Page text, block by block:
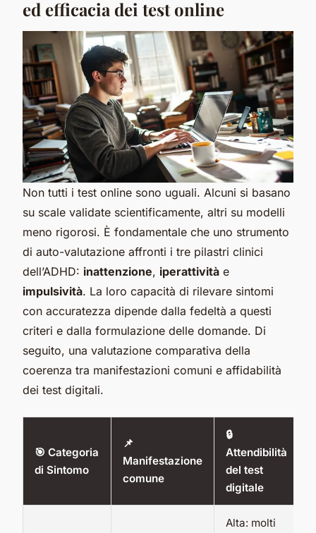
ed efficacia dei test online
Non tutti i test online sono uguali. Alcuni si basano
su scale validate scientificamente, altri su modelli
meno rigorosi. È fondamentale che uno strumento
di auto-valutazione affronti i tre pilastri clinici
dell’ADHD: inattenzione, iperattività e
impulsività. La loro capacità di rilevare sintomi
con accuratezza dipende dalla fedeltà a questi
criteri e dalla formulazione delle domande. Di
seguito, una valutazione comparativa della
coerenza tra manifestazioni comuni e affidabilità
dei test digitali.
🎯 Categoria
di Sintomo
📌
Manifestazione
comune
🔒
Attendibilità
del test
digitale
Alta: molti